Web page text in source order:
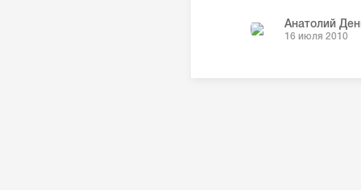
Анатолий
16 июля 2010